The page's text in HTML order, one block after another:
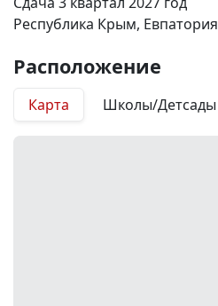
Республика Крым, Евпатория
Расположение
Карта Школы/Детсады